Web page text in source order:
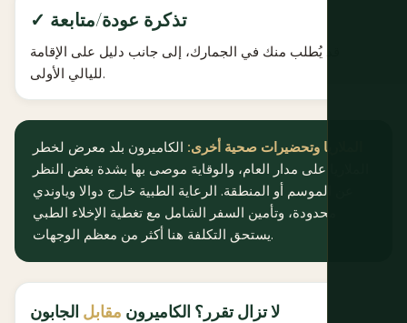
✓ تذكرة عودة/متابعة
قد يُطلب منك في الجمارك، إلى جانب دليل على الإقامة
لليالي الأولى.
الملاريا وتحضيرات صحية أخرى: الكاميرون بلد معرض لخطر
الملاريا على مدار العام، والوقاية موصى بها بشدة بغض النظر
عن الموسم أو المنطقة. الرعاية الطبية خارج دوالا وياوندي
محدودة، وتأمين السفر الشامل مع تغطية الإخلاء الطبي
يستحق التكلفة هنا أكثر من معظم الوجهات.
لا تزال تقرر؟ الكاميرون مقابل الجابون